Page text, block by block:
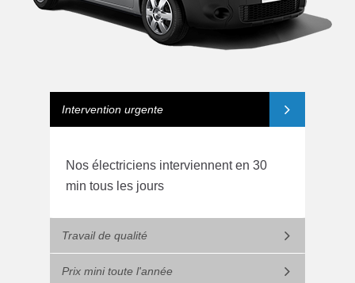
Intervention urgente
Nos électriciens interviennent en 30
min tous les jours
Travail de qualité
Prix mini toute l'année